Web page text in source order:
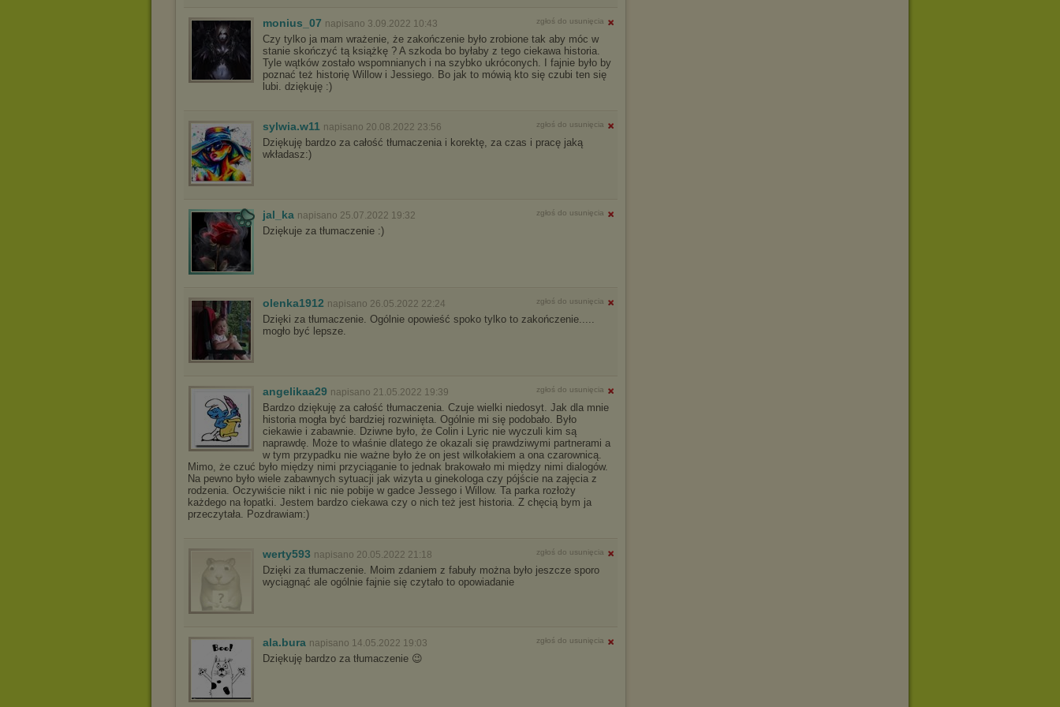
monius_07 napisano 3.09.2022 10:43 zgłoś do usunięcia
Czy tylko ja mam wrażenie, że zakończenie było zrobione tak aby móc w
stanie skończyć tą książkę ? A szkoda bo byłaby z tego ciekawa historia.
Tyle wątków zostało wspomnianych i na szybko ukróconych. I fajnie było by
poznać też historię Willow i Jessiego. Bo jak to mówią kto się czubi ten się
lubi. dziękuję :)
sylwia.w11 napisano 20.08.2022 23:56 zgłoś do usunięcia
Dziękuję bardzo za całość tłumaczenia i korektę, za czas i pracę jaką
wkładasz:)
jal_ka napisano 25.07.2022 19:32 zgłoś do usunięcia
Dziękuje za tłumaczenie :)
olenka1912 napisano 26.05.2022 22:24 zgłoś do usunięcia
Dzięki za tłumaczenie. Ogólnie opowieść spoko tylko to zakończenie.....
mogło być lepsze.
angelikaa29 napisano 21.05.2022 19:39 zgłoś do usunięcia
Bardzo dziękuję za całość tłumaczenia. Czuje wielki niedosyt. Jak dla mnie
historia mogła być bardziej rozwinięta. Ogólnie mi się podobało. Było
ciekawie i zabawnie. Dziwne było, że Colin i Lyric nie wyczuli kim są
naprawdę. Może to właśnie dlatego że okazali się prawdziwymi partnerami a
w tym przypadku nie ważne było że on jest wilkołakiem a ona czarownicą.
Mimo, że czuć było między nimi przyciąganie to jednak brakowało mi między nimi dialogów.
Na pewno było wiele zabawnych sytuacji jak wizyta u ginekologa czy pójście na zajęcia z
rodzenia. Oczywiście nikt i nic nie pobije w gadce Jessego i Willow. Ta parka rozłoży
każdego na łopatki. Jestem bardzo ciekawa czy o nich też jest historia. Z chęcią bym ja
przeczytała. Pozdrawiam:)
werty593 napisano 20.05.2022 21:18 zgłoś do usunięcia
Dzięki za tłumaczenie. Moim zdaniem z fabuły można było jeszcze sporo
wyciągnąć ale ogólnie fajnie się czytało to opowiadanie
ala.bura napisano 14.05.2022 19:03 zgłoś do usunięcia
Dziękuję bardzo za tłumaczenie 😉